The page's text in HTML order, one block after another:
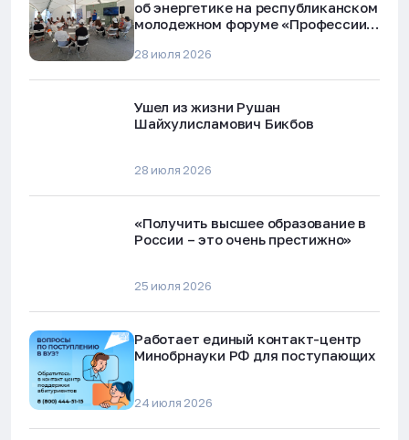
об энергетике на республиканском
молодежном форуме «Профессии
28 июля 2026
Ушел из жизни Рушан
Шайхулисламович Бикбов
28 июля 2026
«Получить высшее образование в
России – это очень престижно»
25 июля 2026
Работает единый контакт-центр
Минобрнауки РФ для поступающих
24 июля 2026